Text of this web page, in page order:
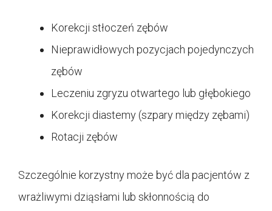
Korekcji stłoczeń zębów
Nieprawidłowych pozycjach pojedynczych
zębów
Leczeniu zgryzu otwartego lub głębokiego
Korekcji diastemy (szpary między zębami)
Rotacji zębów
Szczególnie korzystny może być dla pacjentów z
wrażliwymi dziąsłami lub skłonnością do